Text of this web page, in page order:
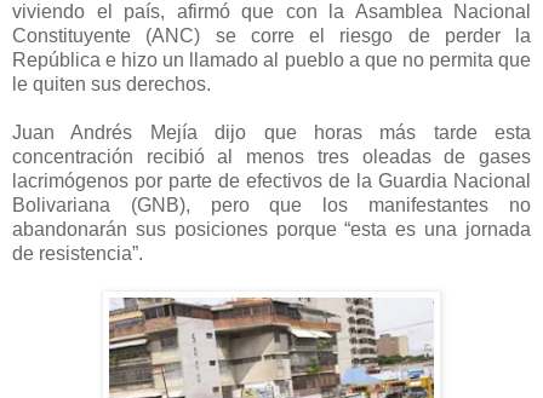
viviendo el país, afirmó que con la Asamblea Nacional
Constituyente (ANC) se corre el riesgo de perder la
República e hizo un llamado al pueblo a que no permita que
le quiten sus derechos.
Juan Andrés Mejía dijo que horas más tarde esta
concentración recibió al menos tres oleadas de gases
lacrimógenos por parte de efectivos de la Guardia Nacional
Bolivariana (GNB), pero que los manifestantes no
abandonarán sus posiciones porque “esta es una jornada
de resistencia”.